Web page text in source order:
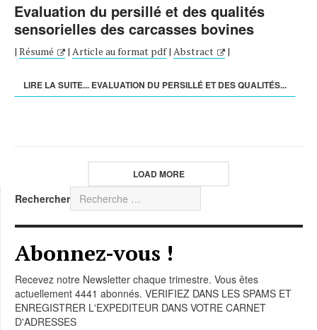
Evaluation du persillé et des qualités
sensorielles des carcasses bovines
| Résumé | Article au format pdf| Abstract |
LIRE LA SUITE... EVALUATION DU PERSILLÉ ET DES QUALITÉS...
LOAD MORE
Rechercher
Abonnez-vous !
Recevez notre Newsletter chaque trimestre. Vous êtes
actuellement 4441 abonnés. VERIFIEZ DANS LES SPAMS ET
ENREGISTRER L'EXPEDITEUR DANS VOTRE CARNET
D'ADRESSES